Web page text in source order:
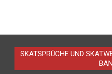
SKATSPRÜCHE UND